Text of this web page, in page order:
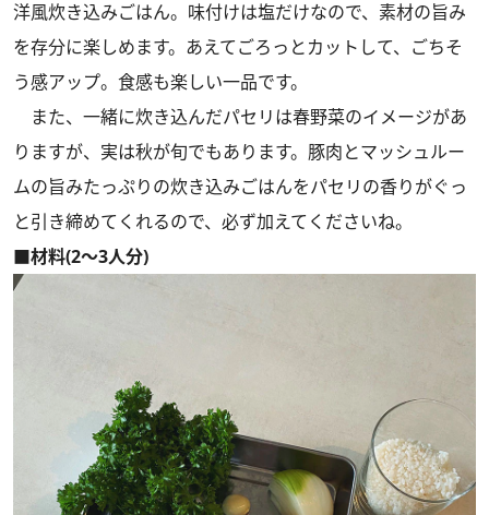
洋風炊き込みごはん。味付けは塩だけなので、素材の旨み
を存分に楽しめます。あえてごろっとカットして、ごちそ
う感アップ。食感も楽しい一品です。
また、一緒に炊き込んだパセリは春野菜のイメージがあ
りますが、実は秋が旬でもあります。豚肉とマッシュルー
ムの旨みたっぷりの炊き込みごはんをパセリの香りがぐっ
と引き締めてくれるので、必ず加えてくださいね。
■材料(2～3人分)